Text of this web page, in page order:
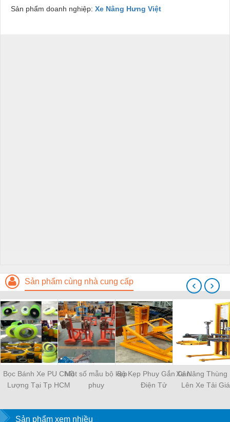
Sản phẩm doanh nghiệp: Xe Nâng Hưng Việt
Sản phẩm cùng nhà cung cấp
Bọc Bánh Xe PU Chất
Lượng Tại Tp HCM
Một số mẫu bộ kẹp
phuy
Bộ Kẹp Phuy Gắn Cân
Điện Tử
Xe Nâng Thùng
Lên Xe Tải
‹ ›
Sản phẩm xem nhiều